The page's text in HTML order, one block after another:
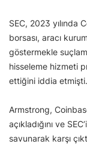
SEC, 2023 yılında
borsası, aracı
göstermekle
hisseleme hizmeti
ettiğini iddia etmişti.
Armstrong,
açıkladığını ve
savunarak karşı